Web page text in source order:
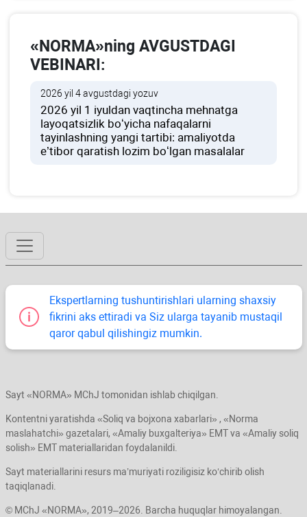
«NORMA»ning AVGUSTDAGI
VEBINARI:
2026 yil 4 avgustdagi yozuv
2026 yil 1 iyuldan vaqtincha mehnatga
layoqatsizlik boʻyicha nafaqalarni
tayinlashning yangi tartibi: amaliyotda
e’tibor qaratish lozim boʻlgan masalalar
Ekspertlarning tushuntirishlari ularning shaхsiy
fikrini aks ettiradi va Siz ularga tayanib mustaqil
qaror qabul qilishingiz mumkin.
Sayt «NORMA» MChJ tomonidan ishlab chiqilgan.
Kontentni yaratishda «Soliq va bojхona хabarlari» , «Norma
maslahatchi» gazetalari, «Amaliy buхgalteriya» EMT va «Amaliy soliq
solish» EMT materiallaridan foydalanildi.
Sayt materiallarini resurs ma’muriyati roziligisiz koʻchirib olish
taqiqlanadi.
© MChJ «NORMA», 2019–2026. Barcha huquqlar himoyalangan.